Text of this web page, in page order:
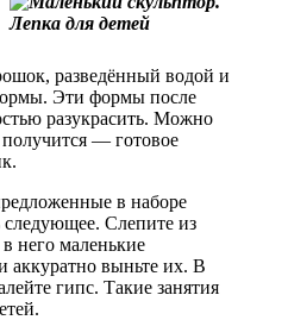
разведённый водой и
Эти формы после
разукрасить. Можно
— готовое
в наборе
Слепите из
него маленькие
аккуратно выньте их. В
гипс. Такие занятия